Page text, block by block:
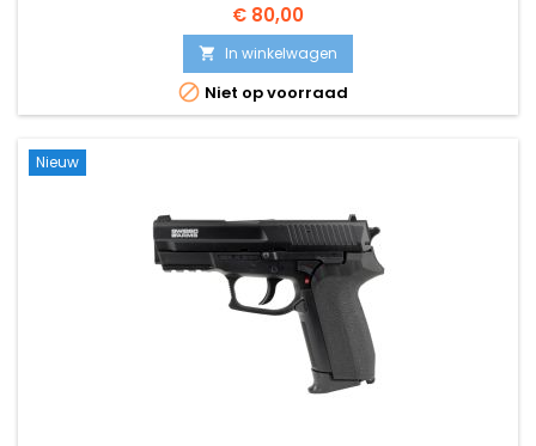
€ 80,00
 In winkelwagen
 Niet op voorraad
Nieuw